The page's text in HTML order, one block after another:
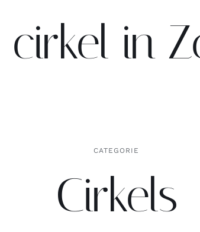
in
CATEGORIE
Cirkels